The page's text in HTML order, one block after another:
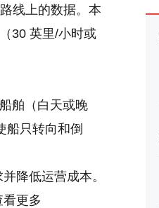
线上的数据。本
30 英里/小时或
舶（白天或晚
船只转向和倒
降低运营成本。
更多